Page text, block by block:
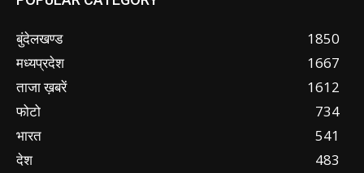
बुंदेलखण्ड
1850
मध्यप्रदेश
1667
ताजा ख़बरें
1612
फोटो
734
भारत
541
देश
483